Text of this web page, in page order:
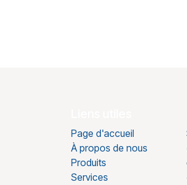
Page d'accueil
À propos de nous
Produits
Services